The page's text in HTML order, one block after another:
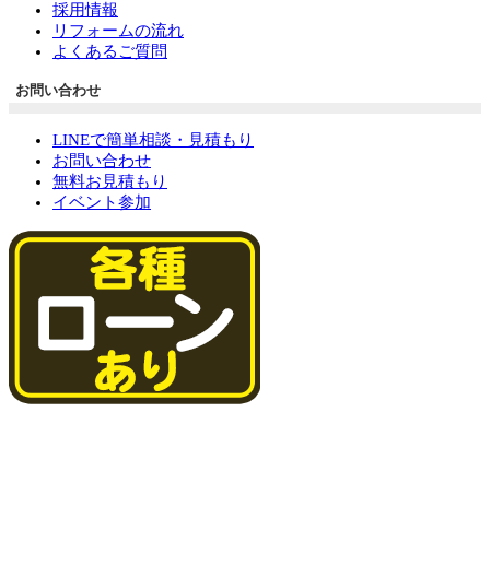
採用情報
リフォームの流れ
よくあるご質問
お問い合わせ
LINEで簡単相談・見積もり
お問い合わせ
無料お見積もり
イベント参加